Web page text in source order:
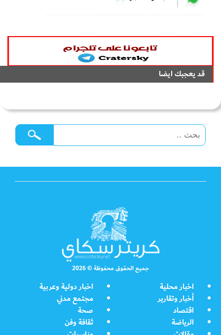
قد يعجبك ايضا
جميع الحقوق محفوظة © 2026
اخبار محلية
اخبار دولية وعربية
أخبار وتقارير
مجتمع مدني
اقتصاد
صحة
الرياضة
ثقافة وفن